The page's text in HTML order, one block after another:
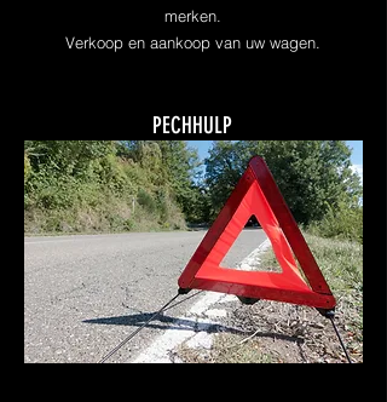
merken.
Verkoop en aankoop van uw wagen.
PECHHULP